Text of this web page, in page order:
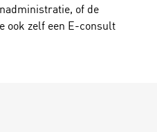
of de
ook zelf een E-consult